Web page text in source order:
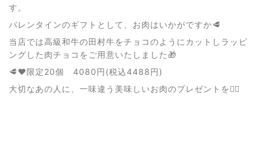
す。
バレンタインのギフトとして、お肉はいかがですか🥩
当店では高級和牛の田村牛をチョコのようにカットしラッピ
ングした肉チョコをご用意いたしました🎁
🥩❤️限定20個 4080円(税込4488円)
大切なあの人に、一味違う美味しいお肉のプレゼントを💁‍♀️